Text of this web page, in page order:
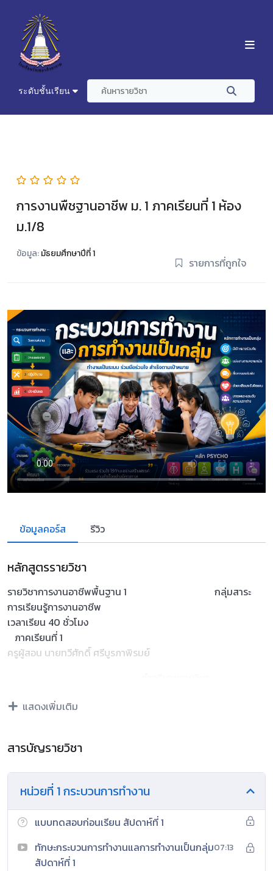
ระดับชั้นเรียน
การงานพืชฐานอาชีพ ม. 1 ภาคเรียนที่ 1 ห้อง
ม.1/8
ข้อมูล:มัธยมศึกษาปีที่ 1
รายการที่ถูกใจ
ข้อมูลคอร์ส รีวิว
หลักสูตรรายวิชา
รายวิชาการงานอาชีพพื้นฐาน 1 กลุ่มสาระ
การเรียนรู้การงานอาชีพ
เวลาเรียน 40 ชั่วโมง
ภาคเรียนที่ 1
ครูผู้สอน นายทวีศักดิ์ ศรีบูรภาพิรมย์
มัธยมศึกษาปีที่ 1
ระดับชั้นที่รับผิดชอบ ม.1/7,8,10,12,13,14,15
ศึกษาวิเคราะห์และปฏิบัติงานตามกระบวนการทำงานอย่าง
เป็นระบบ โดยเน้นการวางแผนการใช้เครื่องมือและอุปกรณ์อำนวย
ความสะดวกในการทำงานบ้าน การจัดและตกแต่งห้องเพื่อสร้าง
สภาพแวดล้อมที่เหมาะสม การทำงานกลุ่มด้วยความเสียสละและรับ
ผิดชอบ ผ่านกิจกรรมการเตรียม ประกอบ จัด ตกแต่งและบริการ
อาหาร รวมถึงการแปรรูปผลผลิตทางการเกษตรเพื่อเพิ่มมูลค่า
โดยใช้
แสดงเพิ่มเติม
สารบัญรายวิชา
หน่วยที่ 1 กระบวนการทำงาน
แบบทดสอบก่อนเรียน สัปดาห์ที่ 1
ทักษะกระบวนการทำงานแลการทำงานเป็นกลุ่ม
สัปดาห์ที่ 1
07:13